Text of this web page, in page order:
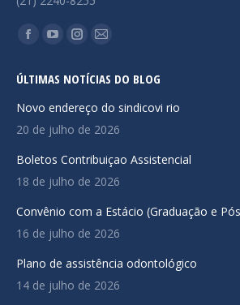
Encontre-nos em:
Facebook
opens
in
new
YouTube
opens
in
new
Instagram
opens
in
new
Mail
opens
in
new
ÚLTIMAS NOTÍCIAS DO BLOG
Novo endereço do sindicovi rio
20 de julho de 2026
Boletos Contribuiçao Assistencial
18 de julho de 2026
Convênio com a Estácio (Graduação e
16 de julho de 2026
Plano de assistência odontológico
14 de julho de 2026